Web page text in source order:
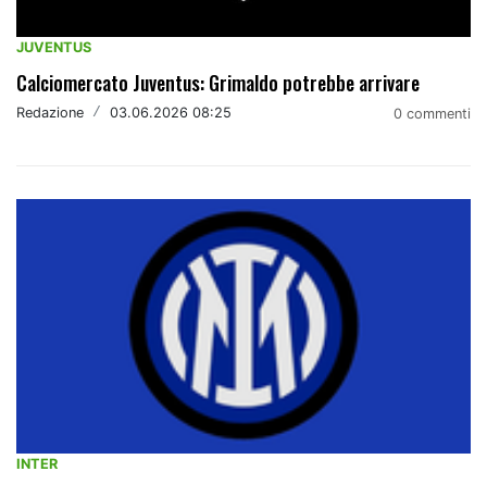
JUVENTUS
Calciomercato Juventus: Grimaldo potrebbe arrivare
Redazione / 03.06.2026 08:25 0 commenti
INTER